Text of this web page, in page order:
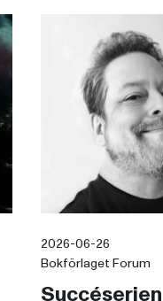
2026-06-26
Bokförlaget Forum